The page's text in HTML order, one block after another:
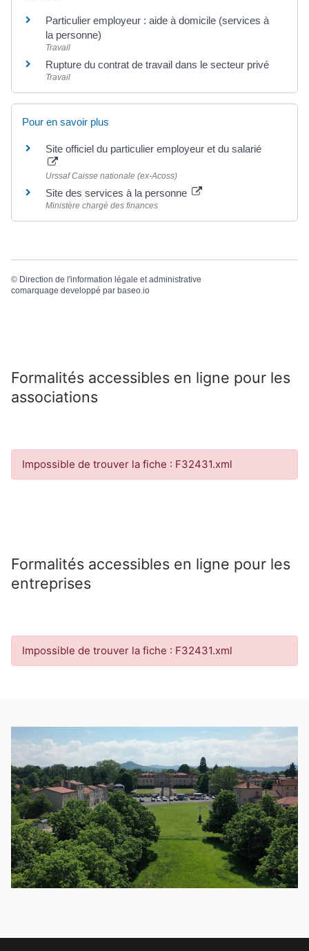
Particulier employeur : aide à domicile (services à
la personne)
Travail
Rupture du contrat de travail dans le secteur privé
Travail
Pour en savoir plus
Site officiel du particulier employeur et du salarié
Urssaf Caisse nationale (ex-Acoss)
Site des services à la personne
Ministère chargé des finances
© Direction de l'information légale et administrative
comarquage developpé par baseo.io
Formalités accessibles en ligne pour les
associations
Impossible de trouver la fiche : F32431.xml
Formalités accessibles en ligne pour les
entreprises
Impossible de trouver la fiche : F32431.xml